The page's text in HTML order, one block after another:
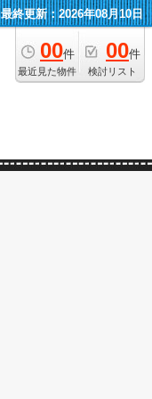
最終更新：2026年08月10日
00件
最近見た物件
00件
検討リスト